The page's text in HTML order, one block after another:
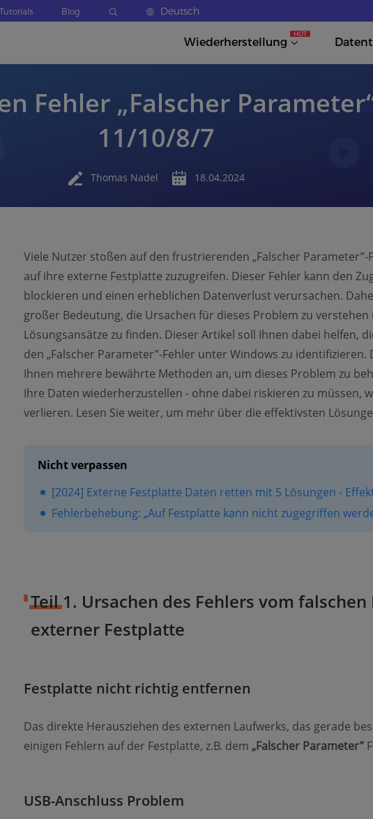
Tutorials Blog Deutsch
Wiederherstellung
HOT
Fehler „Falscher
11/10/8/7
Thomas Nadel 18.04.2024
Viele Nutzer stoßen auf den frustrierenden „Falscher Parameter”-
auf ihre externe Festplatte zuzugreifen. Dieser Fehler kann den
blockieren und einen erheblichen Datenverlust verursachen.
großer Bedeutung, die Ursachen für dieses Problem zu verstehen
Lösungsansätze zu finden. Dieser Artikel soll Ihnen dabei helfen,
den „Falscher Parameter”-Fehler unter Windows zu
Ihnen mehrere bewährte Methoden an, um dieses Problem zu
Ihre Daten wiederherzustellen - ohne dabei riskieren zu müssen,
verlieren. Lesen Sie weiter, um mehr über die effektivsten
Nicht verpassen
[2024] Externe Festplatte Daten retten mit 5 Lösungen -
Fehlerbehebung: „Auf Festplatte kann nicht zugegriffen
Teil 1. Ursachen des Fehlers vom
externer Festplatte
Festplatte nicht richtig entfernen
Das direkte Herausziehen des externen Laufwerks, das gerade
einigen Fehlern auf der Festplatte, z.B. dem „Falscher Parameter”
USB-Anschluss Problem